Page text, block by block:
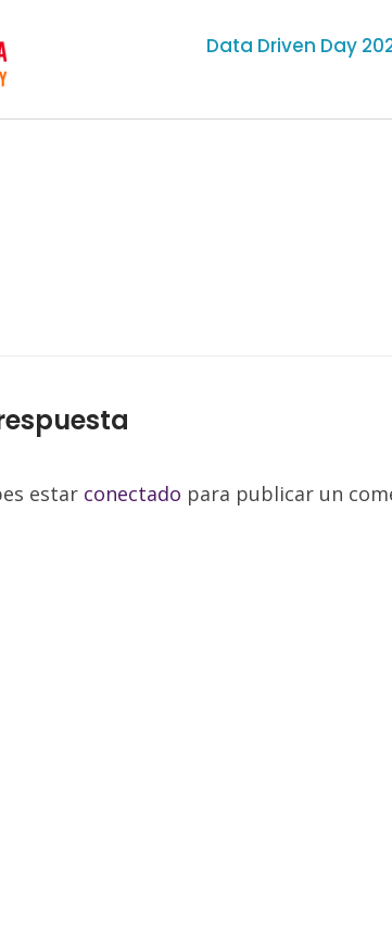
Data Driven Day
estar conectado para publicar un